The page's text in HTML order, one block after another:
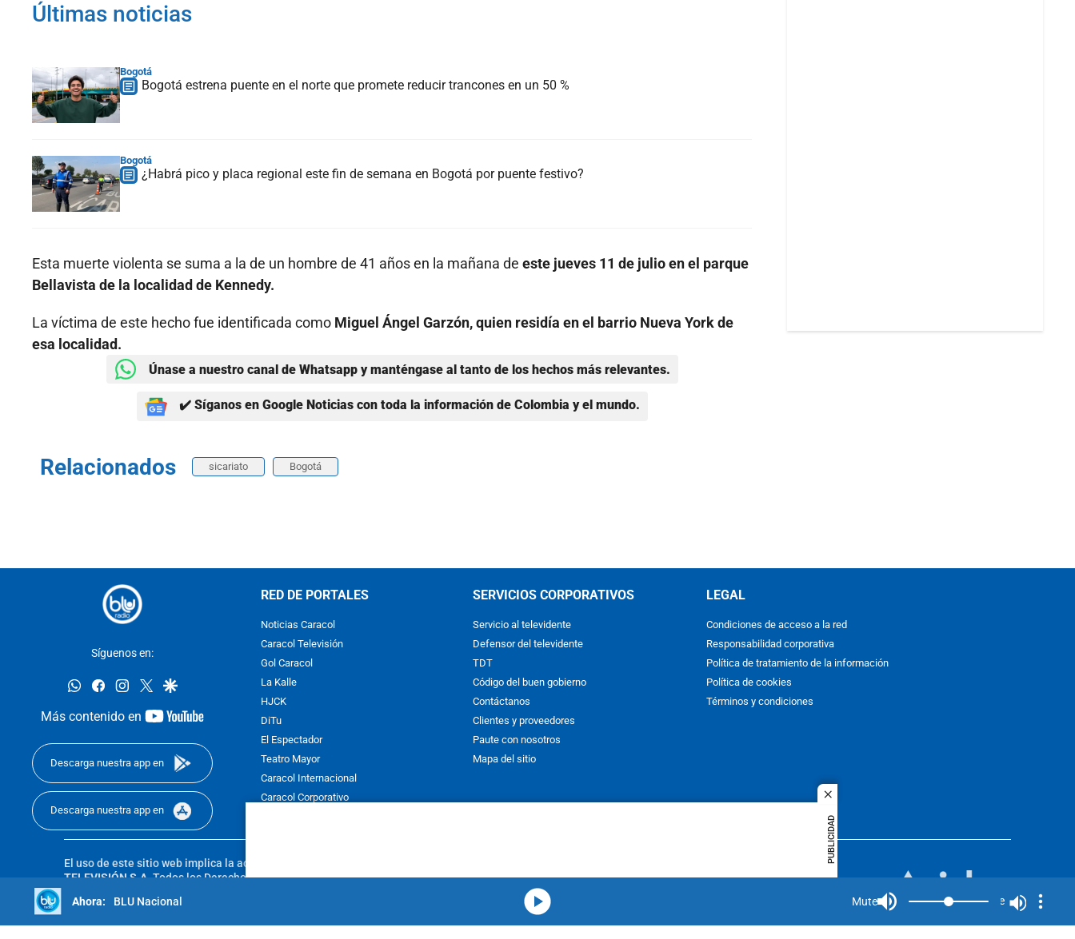
close
PUBLICIDAD
Últimas noticias
Bogotá
Bogotá estrena puente en el norte que promete reducir trancones en un 50 %
Bogotá
¿Habrá pico y placa regional este fin de semana en Bogotá por puente festivo?
Esta muerte violenta se suma a la de un hombre de 41 años en la mañana de este jueves 11 de julio en el parque
Bellavista de la localidad de Kennedy.
La víctima de este hecho fue identificada como Miguel Ángel Garzón, quien residía en el barrio Nueva York de
esa localidad.
Únase a nuestro canal de Whatsapp y manténgase al tanto de los hechos más relevantes.
✔️ Síganos en Google Noticias con toda la información de Colombia y el mundo.
Relacionados sicariato Bogotá
Síguenos en:
whatsappfacebookinstagram
twittergoogle
Más contenido en
youtube-
Descarga nuestra app en
Descarga nuestra app en
RED DE PORTALES
Noticias Caracol
Caracol Televisión
Gol Caracol
La Kalle
HJCK
DiTu
El Espectador
Teatro Mayor
Caracol Internacional
Caracol Corporativo
SERVICIOS CORPORATIVOS
Servicio al televidente
Defensor del televidente
TDT
Código del buen gobierno
Contáctanos
Clientes y proveedores
Paute con nosotros
Mapa del sitio
LEGAL
Condiciones de acceso a la red
Responsabilidad corporativa
Política de tratamiento de la información
Política de cookies
Términos y condiciones
El uso de este sitio web implica la aceptación de los
TELEVISIÓN S.A.Todos los Derechos Reservados D.R.A. Prohibida su reproducción total o parcial, así como su traducción a cualquier idioma
sin autorización escrita de su titular. Reproduction in whole or in part, or translation without written permission is prohibited. All rights
reserved 2025.BLU Nacional
Mute Mute